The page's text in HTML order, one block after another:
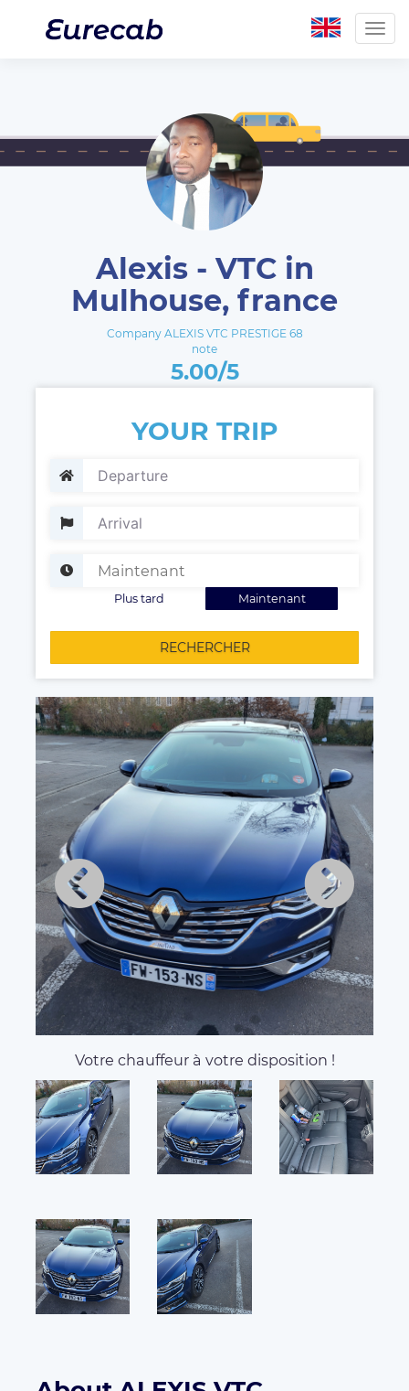
Alexis - VTC in
Mulhouse, france
Company ALEXIS VTC PRESTIGE 68
note
5.00/5
YOUR TRIP
Maintenant
Plus tard
RECHERCHER
Votre chauffeur à votre disposition !